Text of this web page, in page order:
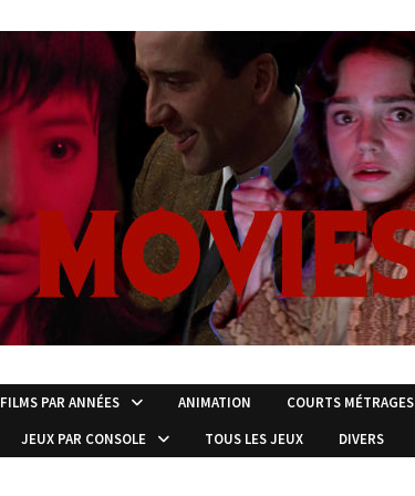
FILMS PAR ANNÉES ANIMATION COURTS MÉTRAGES
JEUX PAR CONSOLE TOUS LES JEUX DIVERS